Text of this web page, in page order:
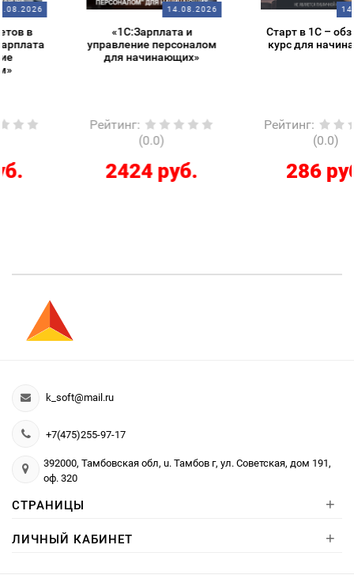
14.08.2026
«1С:Зарплата и
управление персоналом
для начинающих»
Рейтинг
2424 руб.
14.08.2026
Старт в 1С – обзорный
курс для начинающих
Рейтинг
286 руб.
k_soft@mail.ru
+7(475)255-97-17
392000, Тамбовская обл, u. Тамбов г, ул. Советская, дом 191,
оф. 320
СТРАНИЦЫ +
ЛИЧНЫЙ КАБИНЕТ +